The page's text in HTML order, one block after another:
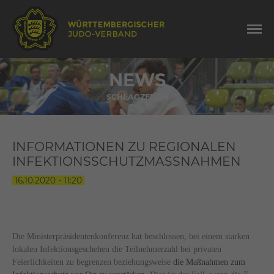
NEWS
SCHLAGZEILEN
INFORMATIONEN ZU REGIONALEN
INFEKTIONSSCHUTZMASSNAHMEN
16.10.2020 - 11:20
Die Ministerpräsidentenkonferenz hat beschlossen, bei einem starken
lokalen Infektionsgeschehen die Teilnehmerzahl bei privaten
Feierlichkeiten zu begrenzen beziehungsweise die Maßnahmen zum